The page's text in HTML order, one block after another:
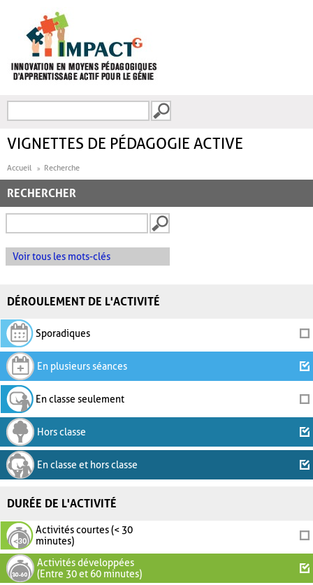
FORMULAIRE DE
VIGNETTES DE PÉDAGOGIE ACTIVE
Accueil Recherche
RECHERCHER
Voir tous les mots-clés
DÉROULEMENT DE L'ACTIVITÉ
Sporadiques
En plusieurs séances
En classe seulement
Hors classe
En classe et hors classe
DURÉE DE L'ACTIVITÉ
Activités courtes (< 30
minutes)
Activités développées
(Entre 30 et 60 minutes)